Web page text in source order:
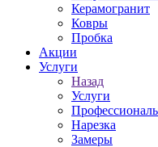
Керамогранит
Ковры
Пробка
Акции
Услуги
Назад
Услуги
Нарезка
Замеры